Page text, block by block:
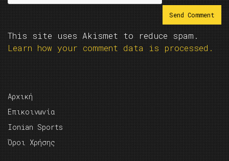
This site uses Akismet to reduce spam.
Learn how your comment data is processed.
Αρχική
Επικοινωνία
Ionian Sports
Όροι Χρήσης